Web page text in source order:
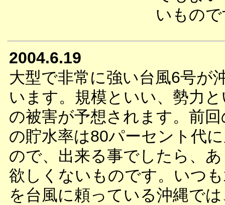
いもの
2004.6.19
大型で非常に強い台風6号が
います。規模といい、勢力
の被害が予想されます。前
の貯水率は80パーセント代
ので、出来る事でしたら、
欲しくないものです。いつ
を台風に頼っている沖縄で